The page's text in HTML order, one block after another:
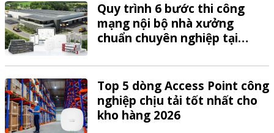
Quy trình 6 bước thi công
mạng nội bộ nhà xưởng
chuẩn chuyên nghiệp tại
Top 5 dòng Access Point công
nghiệp chịu tải tốt nhất cho
kho hàng 2026